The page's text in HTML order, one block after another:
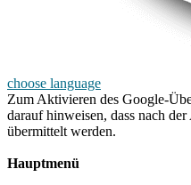
choose language
Zum Aktivieren des Google-
darauf hinweisen, dass nach
übermittelt werden.
Hauptmenü